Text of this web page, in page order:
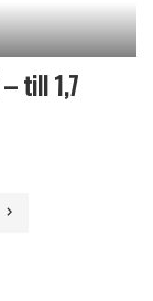
till 1,7